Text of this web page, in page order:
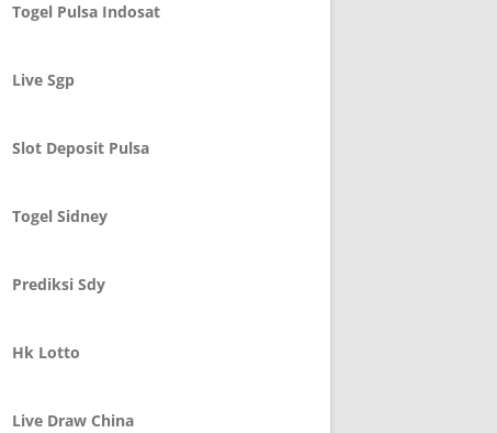
Togel Pulsa Indosat
Live Sgp
Slot Deposit Pulsa
Togel Sidney
Prediksi Sdy
Hk Lotto
Live Draw China